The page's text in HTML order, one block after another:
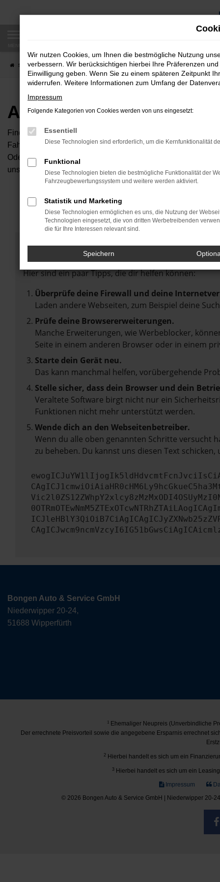
Zum
Startseite Fahrzeugangebote Autobörse
Autobörse
Finden Sie Ihren neuen Traumwagen bei uns. Dafür haben
Fahrzeuge an, die bei uns auf dem Hof stehen. Dann
Oder Sie klicken auf den Button Autobörse und Sie haben
unserem Händlernetzwerk. Diese Fahrzeuge können wir
Fehler: Network Error
Beim Laden ist ein Fehler aufgetreten.
Hier sind ein paar Tipps, die dir helfen können:
Überprüfe deine Firewall und deine
Laden andere Webseiten, zum Beispiel deine
Prüfe deine Browsererweiterungen.
Manche Erweiterungen, wie Werbeblocker,
Seite in einem anderen Browser oder in einem
Starte dein Gerät neu.
Das kann manchmal helfen, vorübergehende
Stelle sicher, dass dein Browser und dein
Veraltete Software birgt nicht nur ein
Funktionen nicht mehr unterstützt werden.
Wende dich an den Webseitenbetreiber.
Wenn du alle oben genannten Schritte versucht
zu beheben. Du kannst uns diesen Text
Bongen Auto & Service GmbH
Niederwipper 20-24,
51688 Wipperfürth
1Ehemaliger Neupreis (Unverbindliche
Der errechnete Preisvorteil sowie die angegebene Ersparnis errechnet
2 Hierbei handelt es sich um ein
3 Hierbei handelt es sich um ein
Impressum
© 2026 Bongen Auto & Service GmbH | Niederwipper 20-
Wir nutzen Cookies, um Ihnen die bestmögliche Nutzung
verbessern. Wir berücksichtigen hierbei Ihre Präferenzen
Einwilligung geben. Wenn Sie zu einem späteren Zeitpunkt
widerrufen. Weitere Informationen zum Umfang der
Impressum
Folgende Kategorien von Cookies werden von uns eingesetzt:
Essentiell
Diese Technologien sind erforderlich, um die Kernfunktionalität
Funktional
Diese Technologien bieten die bestmögliche Funktionalität der
Fahrzeugbewertungssystem und weitere werden aktiviert.
Statistik und Marketing
Diese Technologien ermöglichen es uns, die Nutzung der
Technologien eingesetzt, die von dritten Werbetreibenden
die für Ihre Interessen relevant sind.
Speichern